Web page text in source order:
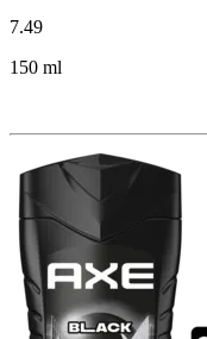
7.49
150 ml